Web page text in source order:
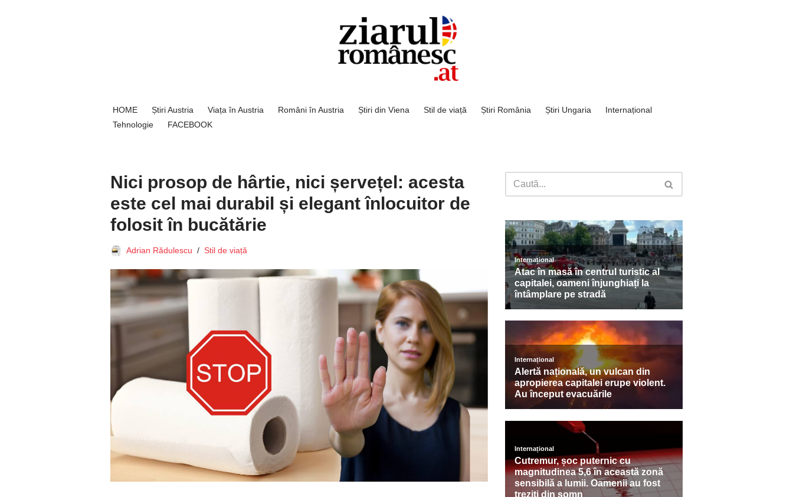
HOME Știri Austria Viața în Austria Români în Austria Știri din Viena Stil de viață Știri România Știri Ungaria
Internațional
Tehnologie
FACEBOOK
Nici prosop de hârtie, nici șervețel: acesta
este cel mai durabil și elegant înlocuitor de
folosit în bucătărie
Adrian Rădulescu Stil de viață